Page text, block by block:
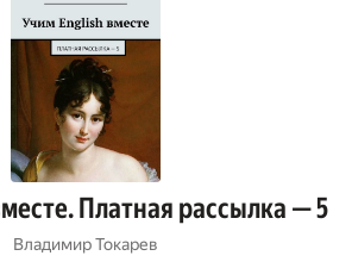
Платная рассылка — 5
Владимир Токарев